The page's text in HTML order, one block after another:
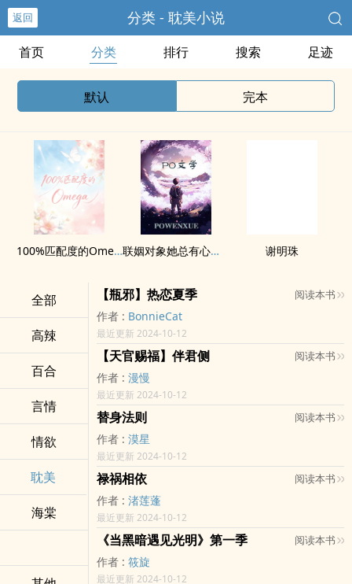
返回 分类 - 耽美小说
首页 分类 排行 搜索 足迹
默认 完本
100%匹配度的Omega(abo np) 联姻对象她总有心事（ABO） 谢明珠
全部
高辣
百合
言情
情欲
耽美
海棠
【瓶邪】热恋夏季 阅读本书
作者 : BonnieCat
最近更新 2024-10-12
【天官赐福】伴君侧 阅读本书
作者 : 漫慢
最近更新 2024-10-12
替身法则 阅读本书
作者 : 漠星
最近更新 2024-10-12
禄祸相依 阅读本书
作者 : 渚莲蓬
最近更新 2024-10-12
《当黑暗遇见光明》第一季 阅读本书
作者 : 筱旋
最近更新 2024-10-12